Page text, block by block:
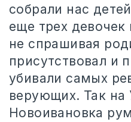
собрали нас
еще трех девочек
не спрашивая
присутствовал и
убивали самых
верующих. Так на
Новоивановка